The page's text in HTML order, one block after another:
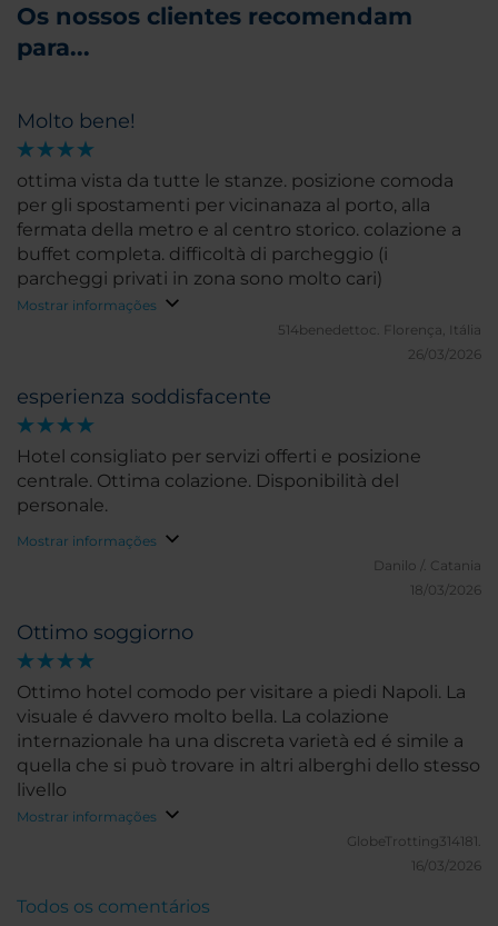
Os nossos clientes recomendam
para...
Molto bene!
ottima vista da tutte le stanze. posizione comoda
per gli spostamenti per vicinanaza al porto, alla
fermata della metro e al centro storico. colazione a
buffet completa. difficoltà di parcheggio (i
parcheggi privati in zona sono molto cari)
Mostrar informações
514benedettoc.
Florença, Itália
26/03/2026
esperienza soddisfacente
Hotel consigliato per servizi offerti e posizione
centrale. Ottima colazione. Disponibilità del
personale.
Mostrar informações
Danilo /. Catania
18/03/2026
Ottimo soggiorno
Ottimo hotel comodo per visitare a piedi Napoli. La
visuale é davvero molto bella. La colazione
internazionale ha una discreta varietà ed é simile a
quella che si può trovare in altri alberghi dello stesso
livello
Mostrar informações
GlobeTrotting314181.
16/03/2026
Todos os comentários